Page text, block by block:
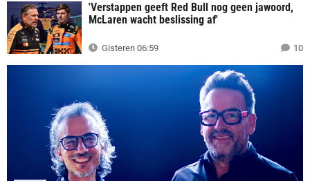
'Verstappen geeft Red Bull nog geen jawoord,
McLaren wacht beslissing af'
Gisteren 06:59 10